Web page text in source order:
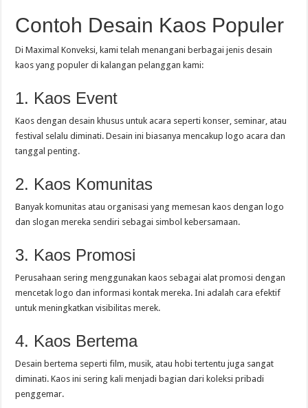
Contoh Desain Kaos Populer
Di Maximal Konveksi, kami telah menangani berbagai jenis desain
kaos yang populer di kalangan pelanggan kami:
1. Kaos Event
Kaos dengan desain khusus untuk acara seperti konser, seminar, atau
festival selalu diminati. Desain ini biasanya mencakup logo acara dan
tanggal penting.
2. Kaos Komunitas
Banyak komunitas atau organisasi yang memesan kaos dengan logo
dan slogan mereka sendiri sebagai simbol kebersamaan.
3. Kaos Promosi
Perusahaan sering menggunakan kaos sebagai alat promosi dengan
mencetak logo dan informasi kontak mereka. Ini adalah cara efektif
untuk meningkatkan visibilitas merek.
4. Kaos Bertema
Desain bertema seperti film, musik, atau hobi tertentu juga sangat
diminati. Kaos ini sering kali menjadi bagian dari koleksi pribadi
penggemar.